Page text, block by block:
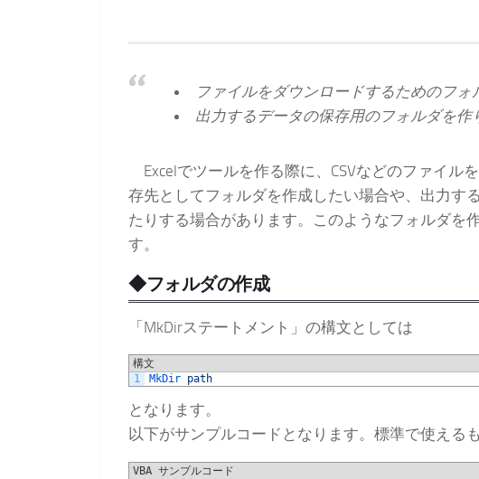
ファイルをダウンロードするためのフォ
出力するデータの保存用のフォルダを作
Excelでツールを作る際に、CSVなどのファイル
存先としてフォルダを作成したい場合や、出力す
たりする場合があります。このようなフォルダを
す。
◆フォルダの作成
「MkDirステートメント」の構文としては
構文
1
MkDir path
となります。
以下がサンプルコードとなります。標準で使える
VBA サンプルコード